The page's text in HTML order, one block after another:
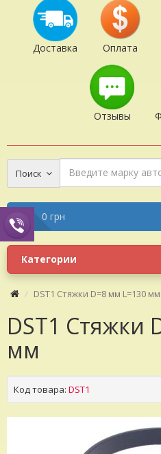
Доставка Оплата
Отзывы
Поиск
0 грн
Категории
DST1 Стяжки D=8 мм L=130 мм
DST1 Стяжки
мм
Код товара: DST1